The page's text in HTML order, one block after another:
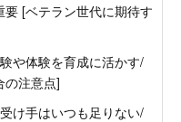
[ベテラン世代に期待す
や体験を育成に活かす/
の注意点]
け手はいつも足りない/